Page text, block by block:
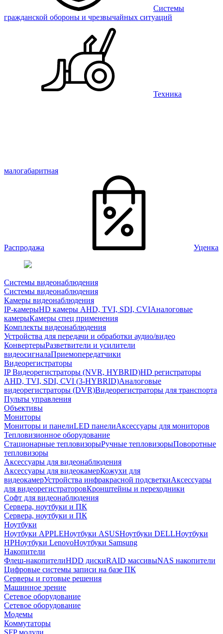
Системы
гражданской обороны и чрезвычайных ситуаций
Техника
малогабаритная
Распродажа Уценка
Системы видеонаблюдения
Системы видеонаблюдения
Камеры видеонаблюдения
IP-камерыHD камеры AHD, TVI, SDI, CVIАналоговые
камерыКамеры спец применения
Комплекты видеонаблюдения
Устройства для передачи и обработки аудио/видео
КонвертерыРазветвители и усилители
видеосигналаПриемопередатчики
Видеорегистраторы
IP Видеорегистраторы (NVR, HYBRID)HD регистраторы
AHD, TVI, SDI, CVI (3-HYBRID)Аналоговые
видеорегистраторы (DVR)Видеорегистраторы для транспорта
Пульты управления
Объективы
Мониторы
Мониторы и панелиLED панелиАксессуары для мониторов
Тепловизионное оборудование
Стационарные тепловизорыРучные тепловизорыПоворотные
тепловизоры
Аксессуары для видеонаблюдения
Аксессуары для видеокамерКожухи для
видеокамерУстройства инфракрасной подсветкиАксессуары
для видеорегистраторовКронштейны и переходники
Софт для видеонаблюдения
Сервера, ноутбуки и ПК
Сервера, ноутбуки и ПК
Ноутбуки
Ноутбуки APPLEНоутбуки ASUSНоутбуки DELLНоутбуки
HPНоутбуки LenovoНоутбуки Samsung
Накопители
Флеш-накопителиHDD дискиRAID массивыNAS накопители
Цифровые системы записи на базе ПК
Серверы и готовые решения
Машинное зрение
Сетевое оборудование
Сетевое оборудование
Модемы
Коммутаторы
SFP модули